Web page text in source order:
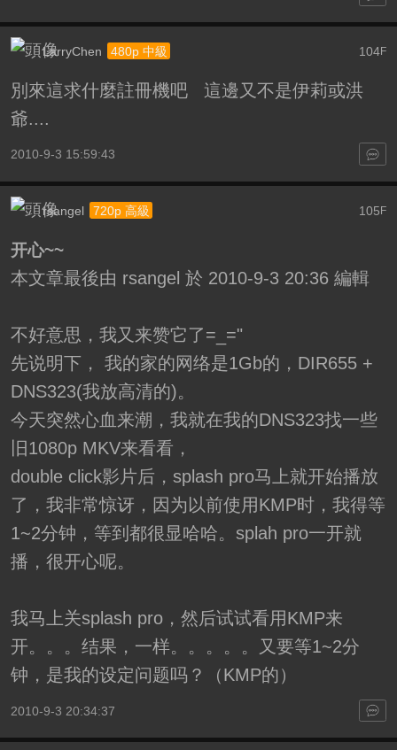
104F
LarryChen 480p 中級
別來這求什麼註冊機吧 這邊又不是伊莉或洪
爺....
2010-9-3 15:59:43
105 F
rsangel 720p 高級
开心~~
本文章最後由 rsangel 於 2010-9-3 20:36 編輯
不好意思，我又来赞它了=_="
先说明下， 我的家的网络是1Gb的，DIR655 +
DNS323(我放高清的)。
今天突然心血来潮，我就在我的DNS323找一些
旧1080p MKV来看看，
double click影片后，splash pro马上就开始播放
了，我非常惊讶，因为以前使用KMP时，我得等
1~2分钟，等到都很显哈哈。splah pro一开就
播，很开心呢。
我马上关splash pro，然后试试看用KMP来
开。。。结果，一样。。。。。又要等1~2分
钟，是我的设定问题吗？（KMP的）
2010-9-3 20:34:37